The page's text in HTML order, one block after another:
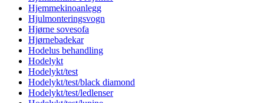
Hjemmekinoanlegg
Hjulmonteringsvogn
Hjørne sovesofa
Hjørnebadekar
Hodelus behandling
Hodelykt
Hodelykt/test
Hodelykt/test/black diamond
Hodelykt/test/ledlenser